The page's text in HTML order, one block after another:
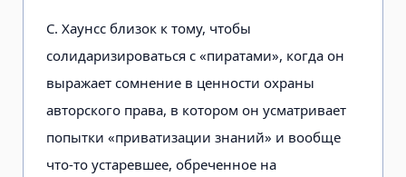
С. Хаунсс близок к тому, чтобы
солидаризироваться с «пиратами», когда он
выражает сомнение в ценности охраны
авторского права, в котором он усматривает
попытки «приватизации знаний» и вообще
что-то устаревшее, обреченное на